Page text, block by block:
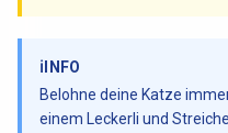
ℹ️ INFO
Belohne deine Katze
einem Leckerli und